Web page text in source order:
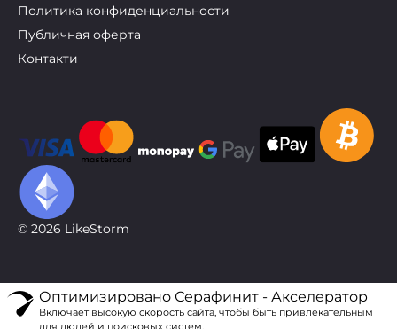
Политика конфиденциальности
Публичная оферта
Контакти
© 2026 LikeStorm
Оптимизировано Серафинит - Акселератор
Включает высокую скорость сайта, чтобы быть привлекательным
для людей и поисковых систем.